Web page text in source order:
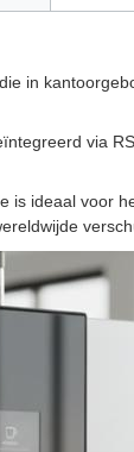
in
via
is ideaal voor